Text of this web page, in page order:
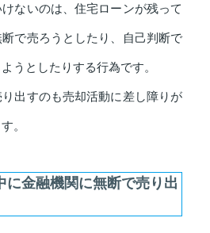
ないのは、住宅ローンが残って
で売ろうとしたり、自己判断で
うとしたりする行為です。
出すのも売却活動に差し障りが
。
に金融機関に無断で売り出